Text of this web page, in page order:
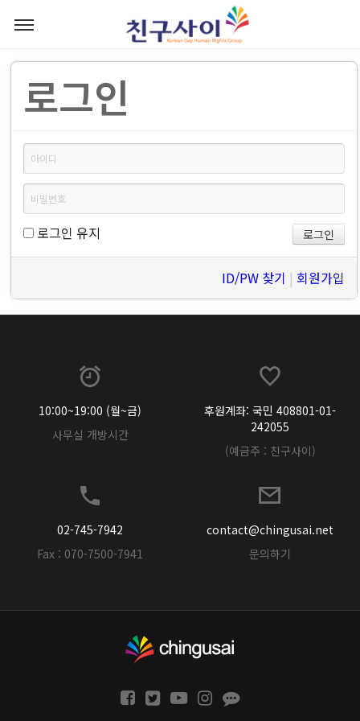
로그인
로그인 유지
ID/PW 찾기 | 회원가입
10:00~19:00 (월~금)
사무실 개방시간
후원계좌: 국민 408801-01-
242055
(예금주 : 친구사이)
02-745-7942
Fax : 070-7500-7941
contact@chingusai.net
문의하기